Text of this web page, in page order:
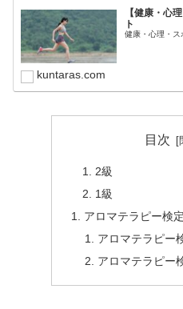
【健康・心
ト
健康・心理・ス
kuntaras.com
目次
2級
1級
アロマテラピー検
アロマテラピー
アロマテラピー